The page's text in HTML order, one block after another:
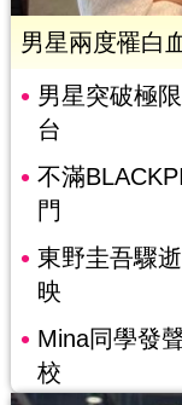
男星兩度罹白
男星突破極
台
不滿
門
東野圭吾驟
映
Mina同學發
校